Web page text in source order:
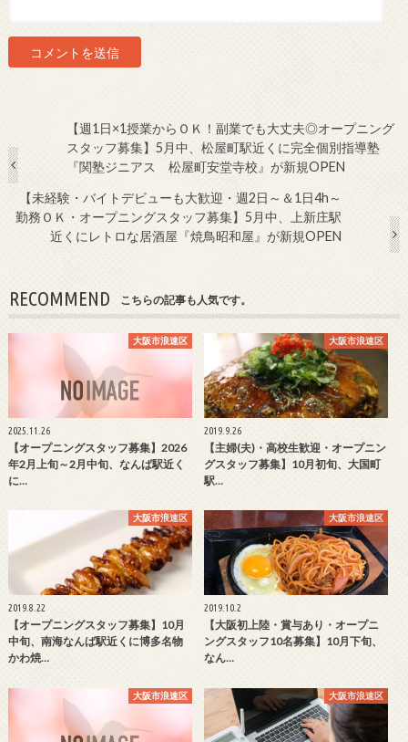
【週1日×1授業からＯＫ！副業でも大丈夫◎オープニング
スタッフ募集】5月中、松屋町駅近くに完全個別指導塾
『関塾ジニアス 松屋町安堂寺校』が新規OPEN
【未経験・バイトデビューも大歓迎・週2日～＆1日4h～
勤務ＯＫ・オープニングスタッフ募集】5月中、上新庄駅
近くにレトロな居酒屋『焼鳥昭和屋』が新規OPEN
RECOMMEND こちらの記事も人気です。
大阪市浪速区
2025.11.26
【オープニングスタッフ募集】2026
年2月上旬～2月中旬、なんば駅近く
に…
大阪市浪速区
2019.9.26
【主婦(夫)・高校生歓迎・オープニン
グスタッフ募集】10月初旬、大国町
駅…
大阪市浪速区
2019.8.22
【オープニングスタッフ募集】10月
中旬、南海なんば駅近くに博多名物
かわ焼…
大阪市浪速区
2019.10.2
【大阪初上陸・賞与あり・オープニ
ングスタッフ10名募集】10月下旬、
なん…
大阪市浪速区 大阪市浪速区